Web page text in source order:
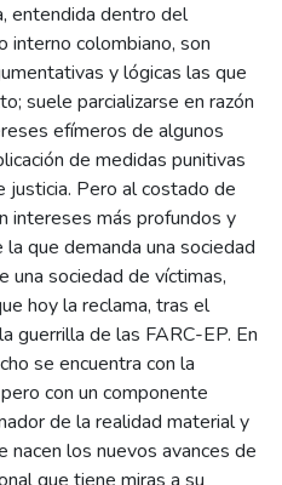
entendida dentro del
colombiano, son
y lógicas las que
suele parcializarse en razón
efímeros de algunos
de medidas punitivas
justicia. Pero al costado de
intereses más profundos y
que demanda una sociedad
una sociedad de víctimas,
hoy la reclama, tras el
guerrilla de las FARC-EP. En
se encuentra con la
con un componente
de la realidad material y
nacen los nuevos avances de